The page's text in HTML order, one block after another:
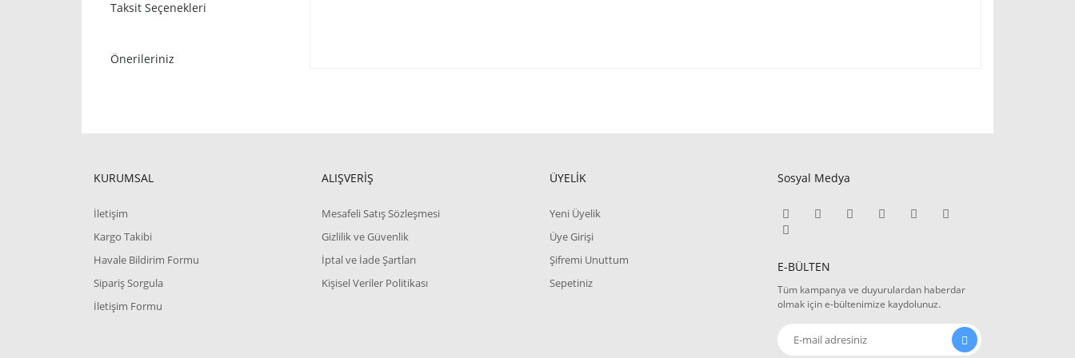
Taksit Seçenekleri
Önerileriniz
KURUMSAL
İletişim
Kargo Takibi
Havale Bildirim Formu
Sipariş Sorgula
İletişim Formu
ALIŞVERİŞ
Mesafeli Satış Sözleşmesi
Gizlilik ve Güvenlik
İptal ve İade Şartları
Kişisel Veriler Politikası
ÜYELİK
Yeni Üyelik
Üye Girişi
Şifremi Unuttum
Sepetiniz
Sosyal Medya
E-BÜLTEN
Tüm kampanya ve duyurulardan haberdar
olmak için e-bültenimize kaydolunuz.